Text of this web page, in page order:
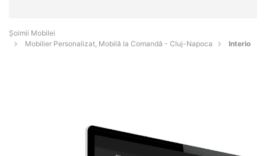
Șoimii Mobilei
Mobilier Personalizat, Mobilă la Comandă - Cluj-Napoca
Interio